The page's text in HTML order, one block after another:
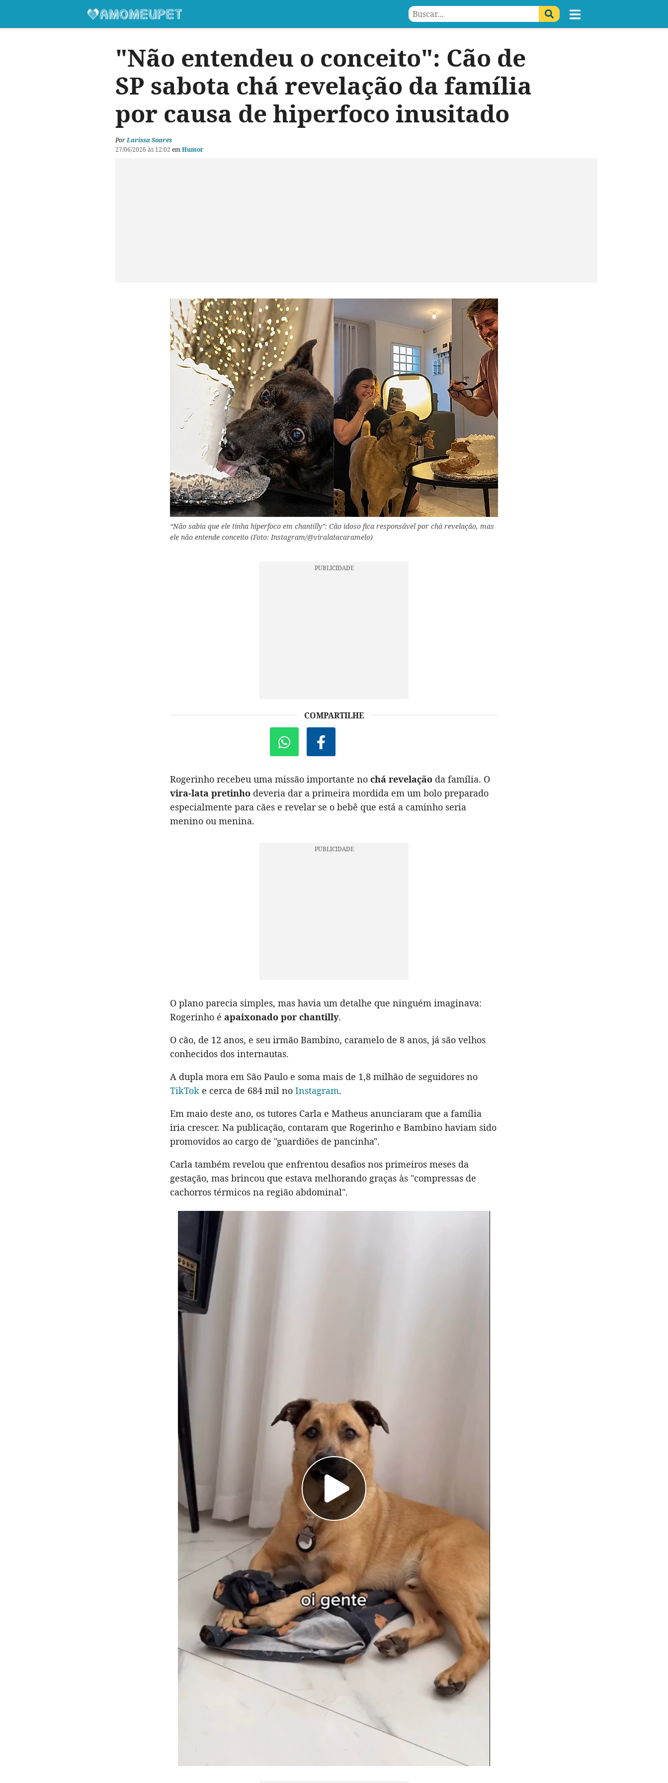
"Não entendeu o conceito": Cão de
SP sabota chá revelação da família
por causa de hiperfoco inusitado
PorLarissa Soares
27/06/2026 às 12:02 emHumor
“Não sabia que ele tinha hiperfoco em chantilly”: Cão idoso fica responsável por chá revelação, mas
ele não entende conceito (Foto: Instagram/@viralatacaramelo)
COMPARTILHE
Rogerinho recebeu uma missão importante no chá revelação da família. O
vira-lata pretinho deveria dar a primeira mordida em um bolo preparado
especialmente para cães e revelar se o bebê que está a caminho seria
menino ou menina.
O plano parecia simples, mas havia um detalhe que ninguém imaginava:
Rogerinho é apaixonado por chantilly.
O cão, de 12 anos, e seu irmão Bambino, caramelo de 8 anos, já são velhos
conhecidos dos internautas.
A dupla mora em São Paulo e soma mais de 1,8 milhão de seguidores no
TikTok e cerca de 684 mil no Instagram.
Em maio deste ano, os tutores Carla e Matheus anunciaram que a família
iria crescer. Na publicação, contaram que Rogerinho e Bambino haviam sido
promovidos ao cargo de "guardiões de pancinha".
Carla também revelou que enfrentou desafios nos primeiros meses da
gestação, mas brincou que estava melhorando graças às "compressas de
cachorros térmicos na região abdominal".